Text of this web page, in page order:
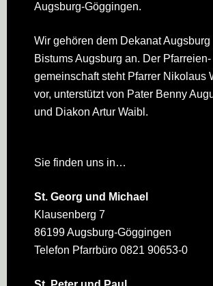
Augsburg-Göggingen.
Wir gehören dem Dekanat Augsburg
Bistums Augsburg an. Der Pfarreien­
gemeinschaft steht Pfarrer Nikolaus
vor, unterstützt von Pater Benny
und Diakon Artur Waibl.
Sie finden uns in…
St. Georg und Michael
Klausenberg 7
86199 Augsburg-Göggingen
Telefon Pfarrbüro 0821 90653-0